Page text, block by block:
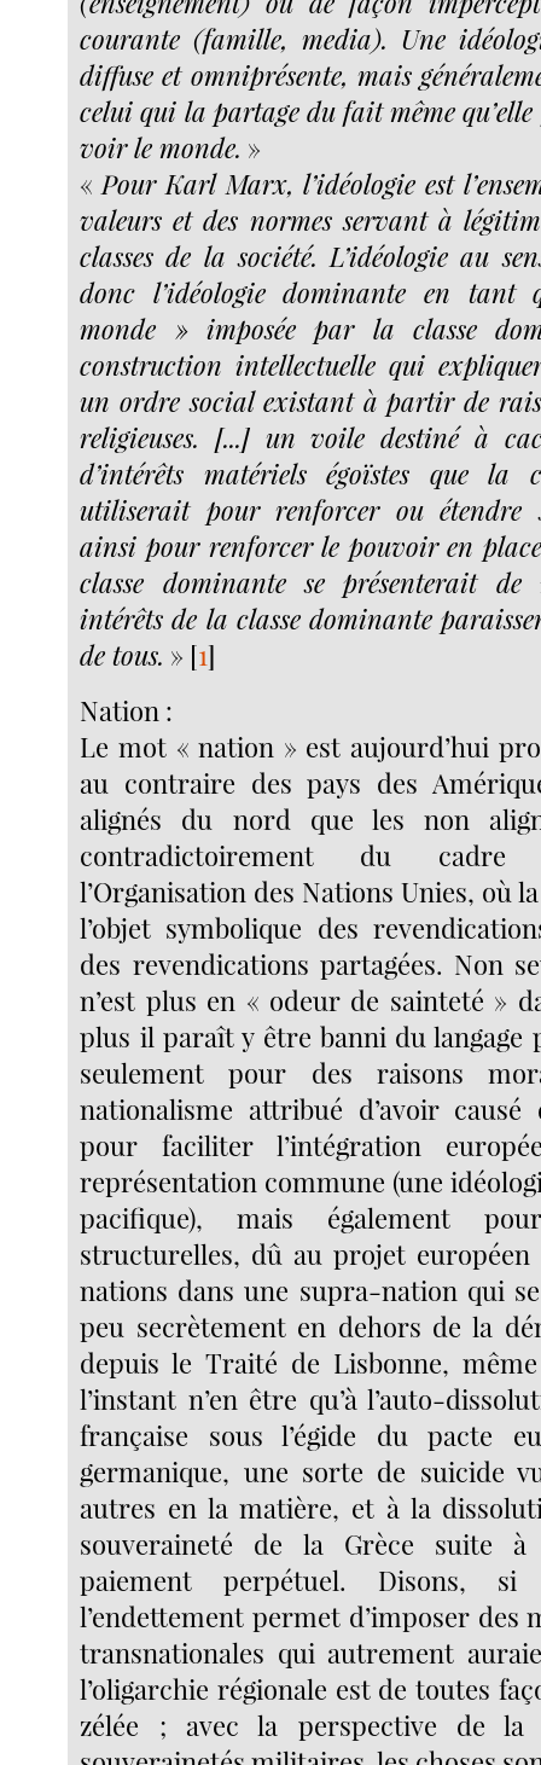
courante (famille, media). Une
diffuse et omniprésente, mais
celui qui la partage du fait même
voir le monde. »
«Pour Karl Marx, l’idéologie est
valeurs et des normes servant à
classes de la société. L’idéologie au
donc l’idéologie dominante en
monde » imposée par la classe
construction intellectuelle qui
un ordre social existant à partir de
religieuses. [...] un voile destiné à
d’intérêts matériels égoïstes que la
utiliserait pour renforcer ou
ainsi pour renforcer le pouvoir en
classe dominante se présenterait de
intérêts de la classe dominante
de tous. » [1]
Nation :
Le mot « nation » est aujourd’hui
au contraire des pays des
alignés du nord que les non
contradictoirement du
l’Organisation des Nations Unies, où
l’objet symbolique des
des revendications partagées. Non
n’est plus en « odeur de sainteté »
plus il paraît y être banni du langage
seulement pour des raisons
nationalisme attribué d’avoir
pour faciliter l’intégration
représentation commune (une
pacifique), mais également
structurelles, dû au projet européen
nations dans une supra-nation qui
peu secrètement en dehors de la
depuis le Traité de Lisbonne,
l’instant n’en être qu’à l’auto-
française sous l’égide du pacte
germanique, une sorte de suicide
autres en la matière, et à la
souveraineté de la Grèce suite
paiement perpétuel. Disons, si
l’endettement permet d’imposer des
transnationales qui autrement
l’oligarchie régionale est de toutes
zélée ; avec la perspective de la